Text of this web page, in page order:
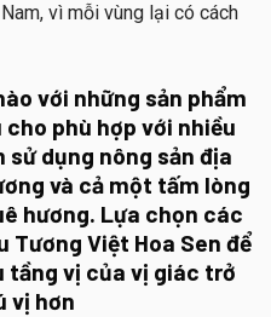
vì mỗi vùng lại có cách
với những sản phẩm
phù hợp với nhiều
sử dụng nông sản địa
và cả một tấm lòng
hương. Lựa chọn các
Tương Việt Hoa Sen để
tầng vị của vị giác trở
vị hơn